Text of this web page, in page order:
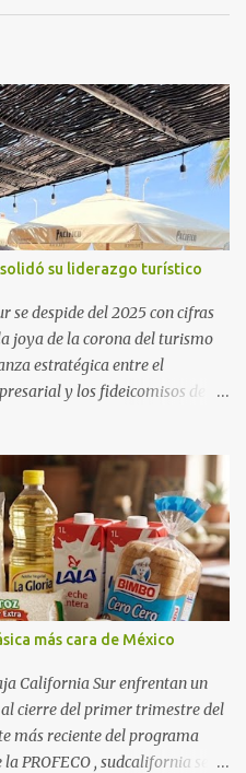
su liderazgo turístico
se despide del 2025 con cifras
joya de la corona del turismo
estratégica entre el
y los fideicomisos de
Las proyecciones para
con un promedio estatal
sorpresa del año la ha dado el
las expectativas con un
impulsado por el interés
Le siguen destinos
72% promedio (esperando
66%. Loreto: 58%. Mulegé:
de diversificación. Ya no solo
por la aut...
más cara de México
California Sur enfrentan un
cierre del primer trimestre del
más reciente del programa
PROFECO , sudcalifornia se